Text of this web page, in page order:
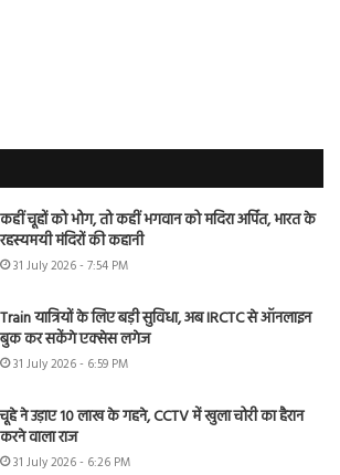
कहीं चूहों को भोग, तो कहीं भगवान को मदिरा अर्पित, भारत के
रहस्यमयी मंदिरों की कहानी
31 July 2026 - 7:54 PM
Train यात्रियों के लिए बड़ी सुविधा, अब IRCTC से ऑनलाइन
बुक कर सकेंगे एक्सेस लगेज
31 July 2026 - 6:59 PM
चूहे ने उड़ाए 10 लाख के गहने, CCTV में खुला चोरी का हैरान
करने वाला राज
31 July 2026 - 6:26 PM